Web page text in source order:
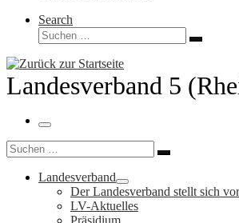
Search
Suche
Suchen …
Landesverband 5
Menü
Suche
Suchen …
Landesverband
Der Landesverband stellt sich vor
LV-Aktuelles
Präsidium